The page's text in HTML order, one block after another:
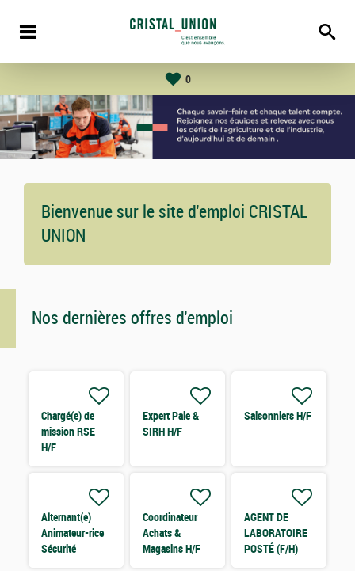
0
Bienvenue sur le site d'emploi CRISTAL
UNION
Nos dernières offres d'emploi
Chargé(e) de
mission RSE
H/F
Expert Paie &
SIRH H/F
Saisonniers H/F
Alternant(e)
Animateur-rice
Sécurité
Coordinateur
Achats &
Magasins H/F
AGENT DE
LABORATOIRE
POSTÉ (F/H)